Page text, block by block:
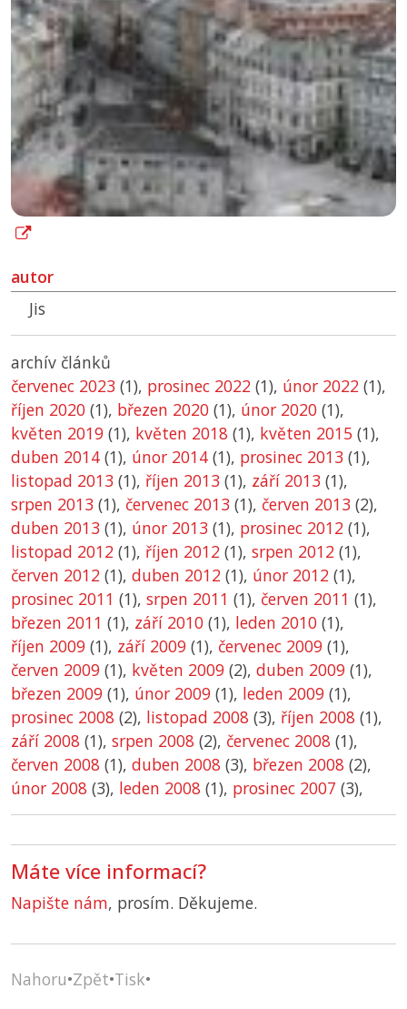
autor
Jis
archív článků
červenec 2023 (1), prosinec 2022 (1), únor 2022 (1),
říjen 2020 (1), březen 2020 (1), únor 2020 (1),
květen 2019 (1), květen 2018 (1), květen 2015 (1),
duben 2014 (1), únor 2014 (1), prosinec 2013 (1),
listopad 2013 (1), říjen 2013 (1), září 2013 (1),
srpen 2013 (1), červenec 2013 (1), červen 2013 (2),
duben 2013 (1), únor 2013 (1), prosinec 2012 (1),
listopad 2012 (1), říjen 2012 (1), srpen 2012 (1),
červen 2012 (1), duben 2012 (1), únor 2012 (1),
prosinec 2011 (1), srpen 2011 (1), červen 2011 (1),
březen 2011 (1), září 2010 (1), leden 2010 (1),
říjen 2009 (1), září 2009 (1), červenec 2009 (1),
červen 2009 (1), květen 2009 (2), duben 2009 (1),
březen 2009 (1), únor 2009 (1), leden 2009 (1),
prosinec 2008 (2), listopad 2008 (3), říjen 2008 (1),
září 2008 (1), srpen 2008 (2), červenec 2008 (1),
červen 2008 (1), duben 2008 (3), březen 2008 (2),
únor 2008 (3), leden 2008 (1), prosinec 2007 (3),
Máte více informací?
Napište nám, prosím. Děkujeme.
Nahoru•Zpět•Tisk•